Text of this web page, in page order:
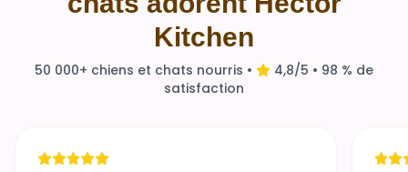
Kitchen
50 000+ chiens et chats nourris •
4,8/5 • 98 % de
satisfaction